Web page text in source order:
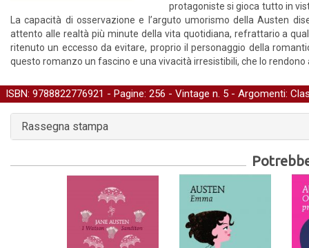
protagoniste si gioca tutto in
La capacità di osservazione e l’arguto umorismo della Austen
attento alle realtà più minute della vita quotidiana, refrattario a
ritenuto un eccesso da evitare, proprio il personaggio della
questo romanzo un fascino e una vivacità irresistibili, che lo rendono
ISBN: 9788822776921 - Pagine: 256 - Vintage n. 5 - Argomenti:
Rassegna stampa